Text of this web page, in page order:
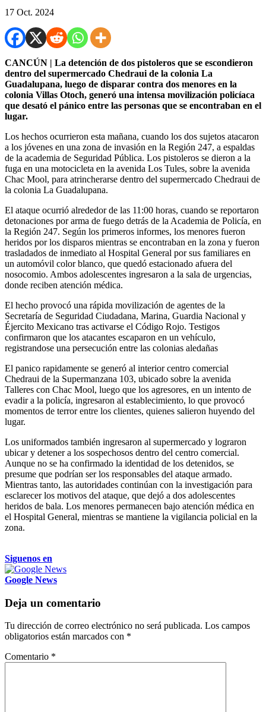
17 Oct. 2024
CANCÚN | La detención de dos pistoleros que se escondieron
dentro del supermercado Chedraui de la colonia La
Guadalupana, luego de disparar contra dos menores en la
colonia Villas Otoch, generó una intensa movilización policíaca
que desató el pánico entre las personas que se encontraban en el
lugar.
Los hechos ocurrieron esta mañana, cuando los dos sujetos atacaron
a los jóvenes en una zona de invasión en la Región 247, a espaldas
de la academia de Seguridad Pública. Los pistoleros se dieron a la
fuga en una motocicleta en la avenida Los Tules, sobre la avenida
Chac Mool, para atrincherarse dentro del supermercado Chedraui de
la colonia La Guadalupana.
El ataque ocurrió alrededor de las 11:00 horas, cuando se reportaron
detonaciones por arma de fuego detrás de la Academia de Policía, en
la Región 247. Según los primeros informes, los menores fueron
heridos por los disparos mientras se encontraban en la zona y fueron
trasladados de inmediato al Hospital General por sus familiares en
un automóvil color blanco, que quedó estacionado afuera del
nosocomio. Ambos adolescentes ingresaron a la sala de urgencias,
donde reciben atención médica.
El hecho provocó una rápida movilización de agentes de la
Secretaría de Seguridad Ciudadana, Marina, Guardia Nacional y
Éjercito Mexicano tras activarse el Código Rojo. Testigos
confirmaron que los atacantes escaparon en un vehículo,
registrandose una persecución entre las colonias aledañas
El panico rapidamente se generó al interior centro comercial
Chedraui de la Supermanzana 103, ubicado sobre la avenida
Talleres con Chac Mool, luego que los agresores, en un intento de
evadir a la policía, ingresaron al establecimiento, lo que provocó
momentos de terror entre los clientes, quienes salieron huyendo del
lugar.
Los uniformados también ingresaron al supermercado y lograron
ubicar y detener a los sospechosos dentro del centro comercial.
Aunque no se ha confirmado la identidad de los detenidos, se
presume que podrían ser los responsables del ataque armado.
Mientras tanto, las autoridades continúan con la investigación para
esclarecer los motivos del ataque, que dejó a dos adolescentes
heridos de bala. Los menores permanecen bajo atención médica en
el Hospital General, mientras se mantiene la vigilancia policial en la
zona.
Siguenos en
Google News
Deja un comentario
Tu dirección de correo electrónico no será publicada. Los campos
obligatorios están marcados con *
Comentario *